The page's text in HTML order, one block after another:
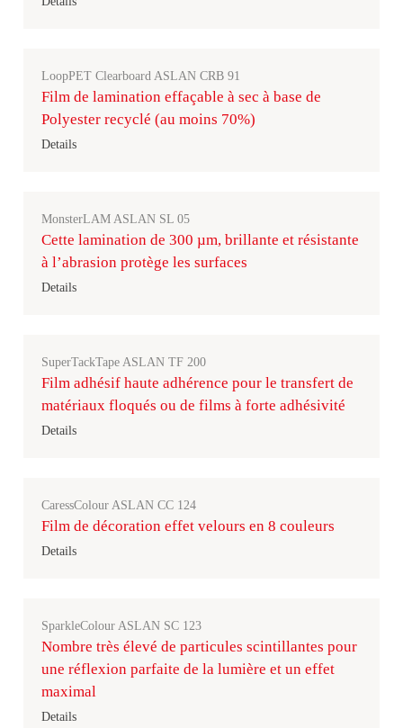
LoopPET Clearboard ASLAN CRB 91
Film de lamination effaçable à sec à base de
Polyester recyclé (au moins 70%)
Details
MonsterLAM ASLAN SL 05
Cette lamination de 300 µm, brillante et résistante
à l’abrasion protège les surfaces
Details
SuperTackTape ASLAN TF 200
Film adhésif haute adhérence pour le transfert de
matériaux floqués ou de films à forte adhésivité
Details
CaressColour ASLAN CC 124
Film de décoration effet velours en 8 couleurs
Details
SparkleColour ASLAN SC 123
Nombre très élevé de particules scintillantes pour
une réflexion parfaite de la lumière et un effet
maximal
Details